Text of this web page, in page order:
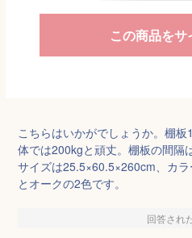
この商品をサ
こちらはいかがでしょうか。棚
体では200kgと頑丈。棚板の間隔
サイズは25.5×60.5×260cm、カ
とオークの2色です。
回答され